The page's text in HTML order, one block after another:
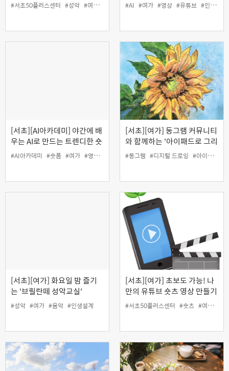
#서초50플러스센터 #성악 #여가 #인생설계#AI #여가 #영상 #유튜브 #인생설계
[서초][AI아카데미] 야간에 배
우는 AI로 만드는 트렌디한 숏
폼 콘텐츠 제작
#AI아카데미 #숏폼 #여가 #영상 #인생설계
[서초][여가] 동그램 커뮤니티
와 함께하는 '아이패드로 그리
는 오일파스텔 드로잉'
#동그램 #디지털 드로잉 #아이패드
[서초][여가] 화요일 밤 즐기
는 '브릴란떼 성악교실'
#성악 #여가 #음악 #인생설계
[서초][여가] 초보도 가능! 나
만의 유튜브 숏츠 영상 만들기
#서초50플러스센터 #숏츠 #여가